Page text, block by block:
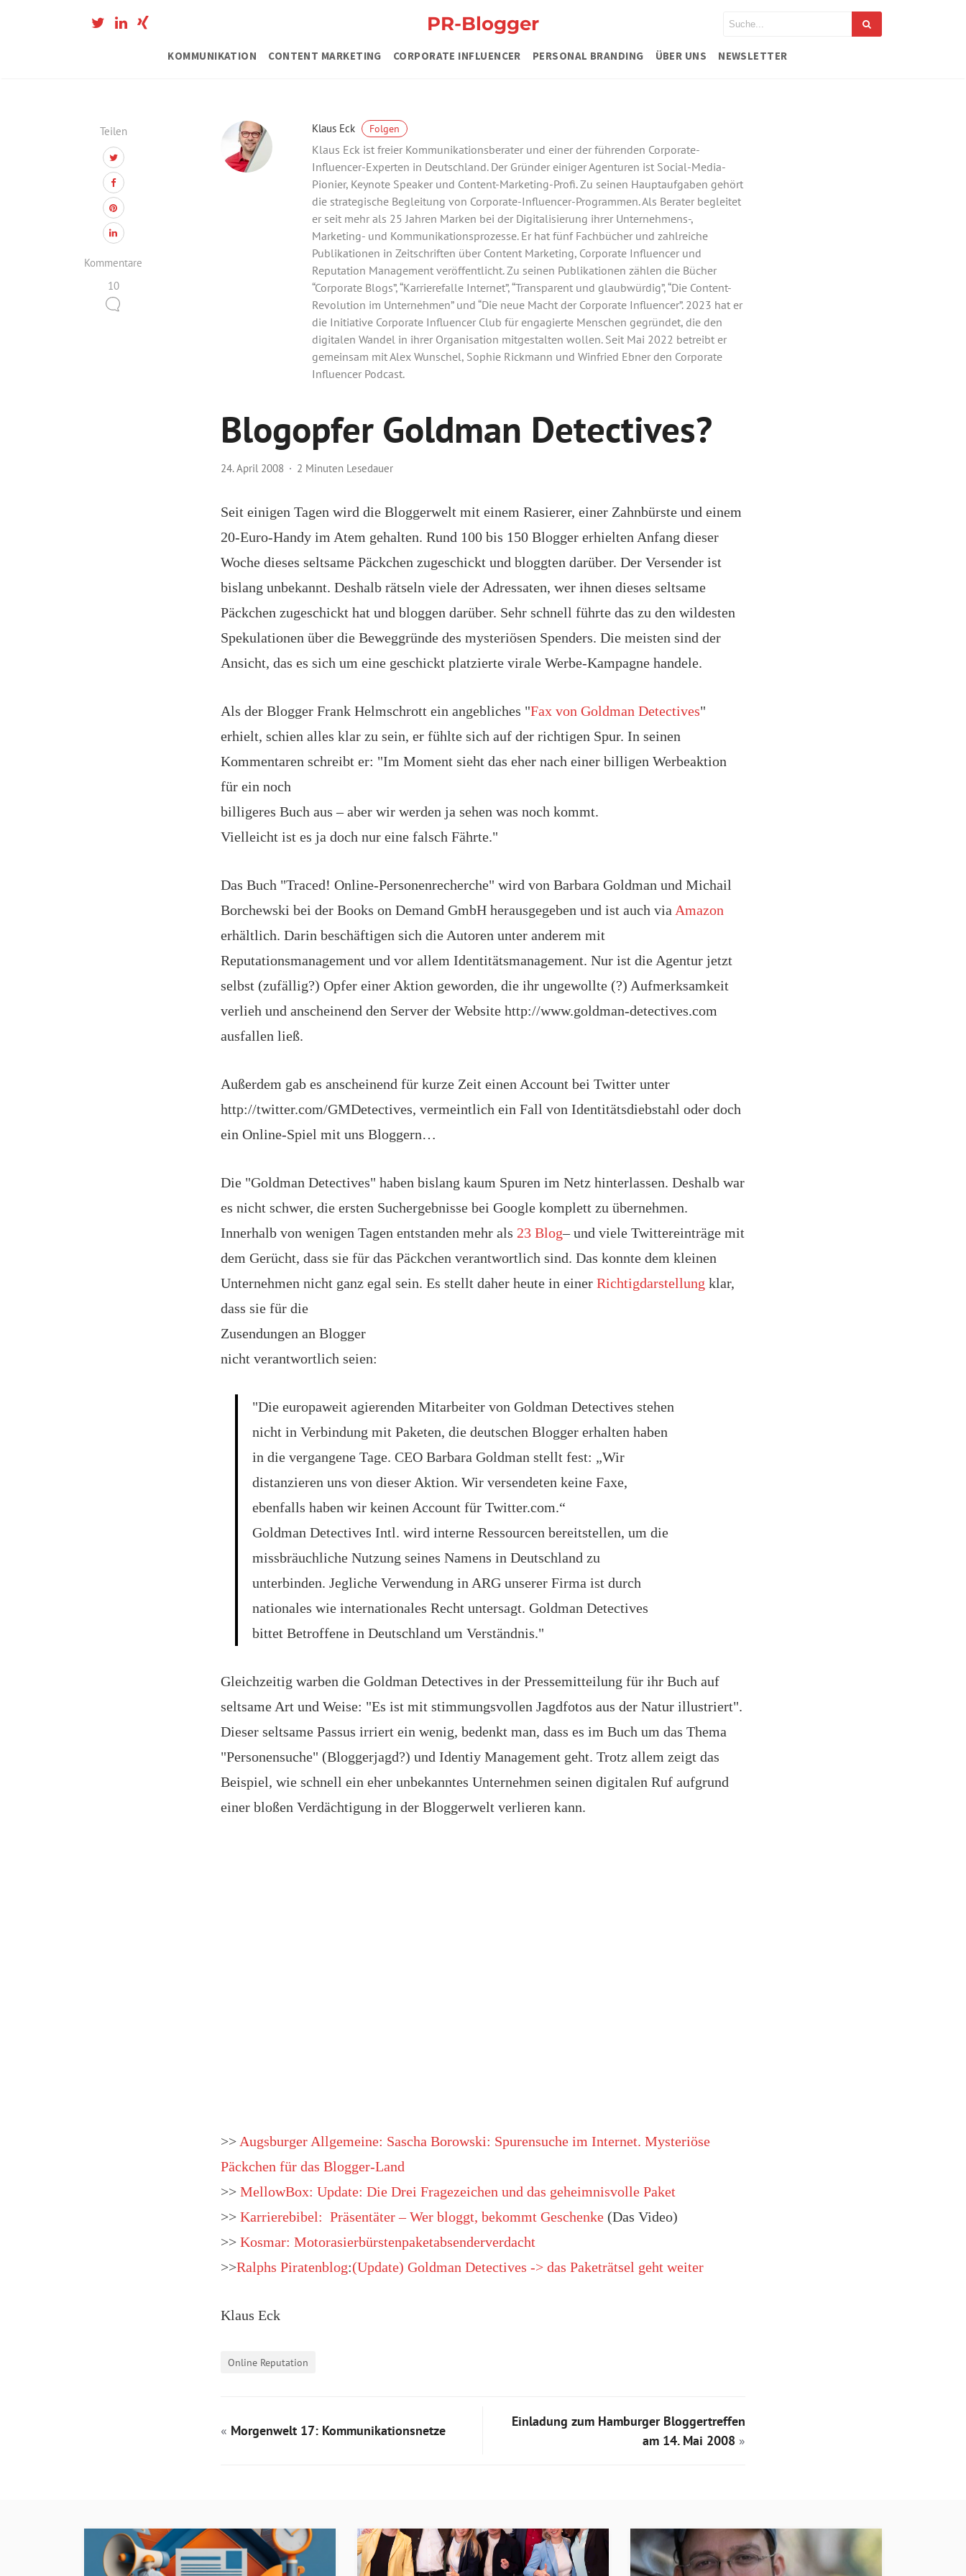
PR-Blogger
KOMMUNIKATION CONTENT MARKETING CORPORATE INFLUENCER PERSONAL BRANDING ÜBER UNS NEWSLETTER
Teilen
Kommentare
10
Klaus Eck Folgen
Klaus Eck ist freier Kommunikationsberater und einer der führenden Corporate-
Influencer-Experten in Deutschland. Der Gründer einiger Agenturen ist Social-Media-
Pionier, Keynote Speaker und Content-Marketing-Profi. Zu seinen Hauptaufgaben gehört
die strategische Begleitung von Corporate-Influencer-Programmen. Als Berater begleitet
er seit mehr als 25 Jahren Marken bei der Digitalisierung ihrer Unternehmens-,
Marketing- und Kommunikationsprozesse. Er hat fünf Fachbücher und zahlreiche
Publikationen in Zeitschriften über Content Marketing, Corporate Influencer und
Reputation Management veröffentlicht. Zu seinen Publikationen zählen die Bücher
“Corporate Blogs”, “Karrierefalle Internet”, “Transparent und glaubwürdig”, “Die Content-
Revolution im Unternehmen” und “Die neue Macht der Corporate Influencer”. 2023 hat er
die Initiative Corporate Influencer Club für engagierte Menschen gegründet, die den
digitalen Wandel in ihrer Organisation mitgestalten wollen. Seit Mai 2022 betreibt er
gemeinsam mit Alex Wunschel, Sophie Rickmann und Winfried Ebner den Corporate
Influencer Podcast.
Blogopfer Goldman Detectives?
24. April 2008 2 Minuten Lesedauer
Seit einigen Tagen wird die Bloggerwelt mit einem Rasierer, einer Zahnbürste und einem
20-Euro-Handy im Atem gehalten. Rund 100 bis 150 Blogger erhielten Anfang dieser
Woche dieses seltsame Päckchen zugeschickt und bloggten darüber. Der Versender ist
bislang unbekannt. Deshalb rätseln viele der Adressaten, wer ihnen dieses seltsame
Päckchen zugeschickt hat und bloggen darüber. Sehr schnell führte das zu den wildesten
Spekulationen über die Beweggründe des mysteriösen Spenders. Die meisten sind der
Ansicht, das es sich um eine geschickt platzierte virale Werbe-Kampagne handele.
Als der Blogger Frank Helmschrott ein angebliches "Fax von Goldman Detectives"
erhielt, schien alles klar zu sein, er fühlte sich auf der richtigen Spur. In seinen
Kommentaren schreibt er: "Im Moment sieht das eher nach einer billigen Werbeaktion
für ein noch
billigeres Buch aus – aber wir werden ja sehen was noch kommt.
Vielleicht ist es ja doch nur eine falsch Fährte."
Das Buch "Traced! Online-Personenrecherche" wird von Barbara Goldman und Michail
Borchewski bei der Books on Demand GmbH herausgegeben und ist auch via Amazon
erhältlich. Darin beschäftigen sich die Autoren unter anderem mit
Reputationsmanagement und vor allem Identitätsmanagement. Nur ist die Agentur jetzt
selbst (zufällig?) Opfer einer Aktion geworden, die ihr ungewollte (?) Aufmerksamkeit
verlieh und anscheinend den Server der Website http://www.goldman-detectives.com
ausfallen ließ.
Außerdem gab es anscheinend für kurze Zeit einen Account bei Twitter unter
http://twitter.com/GMDetectives, vermeintlich ein Fall von Identitätsdiebstahl oder doch
ein Online-Spiel mit uns Bloggern…
Die "Goldman Detectives" haben bislang kaum Spuren im Netz hinterlassen. Deshalb war
es nicht schwer, die ersten Suchergebnisse bei Google komplett zu übernehmen.
Innerhalb von wenigen Tagen entstanden mehr als 23 Blog– und viele Twittereinträge mit
dem Gerücht, dass sie für das Päckchen verantwortlich sind. Das konnte dem kleinen
Unternehmen nicht ganz egal sein. Es stellt daher heute in einer Richtigdarstellung klar,
dass sie für die
Zusendungen an Blogger
nicht verantwortlich seien:
"Die europaweit agierenden Mitarbeiter von Goldman Detectives stehen
nicht in Verbindung mit Paketen, die deutschen Blogger erhalten haben
in die vergangene Tage. CEO Barbara Goldman stellt fest: „Wir
distanzieren uns von dieser Aktion. Wir versendeten keine Faxe,
ebenfalls haben wir keinen Account für Twitter.com.“
Goldman Detectives Intl. wird interne Ressourcen bereitstellen, um die
missbräuchliche Nutzung seines Namens in Deutschland zu
unterbinden. Jegliche Verwendung in ARG unserer Firma ist durch
nationales wie internationales Recht untersagt. Goldman Detectives
bittet Betroffene in Deutschland um Verständnis."
Gleichzeitig warben die Goldman Detectives in der Pressemitteilung für ihr Buch auf
seltsame Art und Weise: "Es ist mit stimmungsvollen Jagdfotos aus der Natur illustriert".
Dieser seltsame Passus irriert ein wenig, bedenkt man, dass es im Buch um das Thema
"Personensuche" (Bloggerjagd?) und Identiy Management geht. Trotz allem zeigt das
Beispiel, wie schnell ein eher unbekanntes Unternehmen seinen digitalen Ruf aufgrund
einer bloßen Verdächtigung in der Bloggerwelt verlieren kann.
>> Augsburger Allgemeine: Sascha Borowski: Spurensuche im Internet. Mysteriöse
Päckchen für das Blogger-Land
>> MellowBox: Update: Die Drei Fragezeichen und das geheimnisvolle Paket
>> Karrierebibel: Präsentäter – Wer bloggt, bekommt Geschenke (Das Video)
>> Kosmar: Motorasierbürstenpaketabsenderverdacht
>>Ralphs Piratenblog:(Update) Goldman Detectives -> das Paketrätsel geht weiter
Klaus Eck
Online Reputation
« Morgenwelt 17: Kommunikationsnetze
Einladung zum Hamburger Bloggertreffen
am 14. Mai 2008 »